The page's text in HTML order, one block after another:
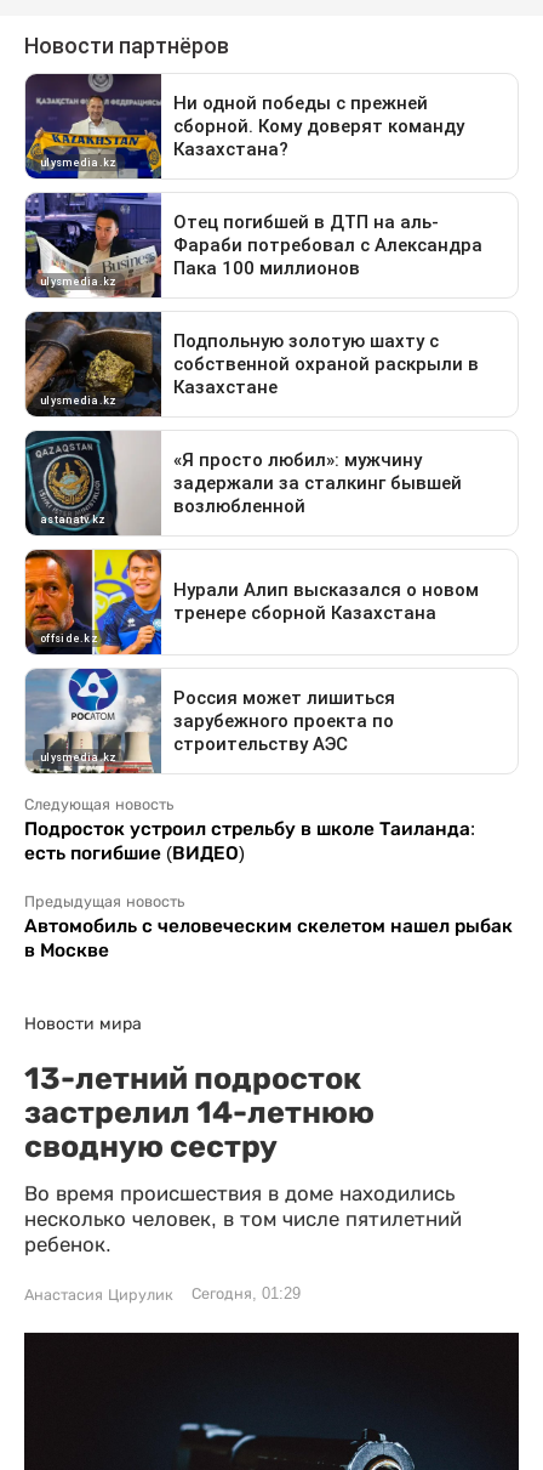
Следующая новость
Подросток устроил стрельбу в школе Таиланда:
есть погибшие (ВИДЕО)
Предыдущая новость
Автомобиль с человеческим скелетом нашел рыбак
в Москве
Новости мира
13-летний подросток
застрелил 14-летнюю
сводную сестру
Во время происшествия в доме находились
несколько человек, в том числе пятилетний
ребенок.
Анастасия Цирулик Сегодня, 01:29